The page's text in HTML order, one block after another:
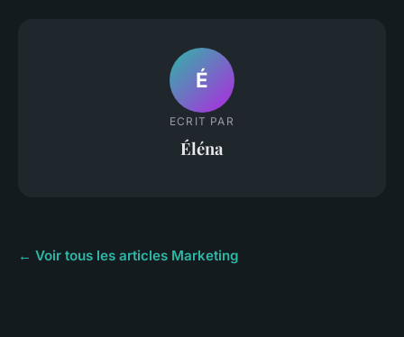
É
ECRIT PAR
Éléna
← Voir tous les articles Marketing